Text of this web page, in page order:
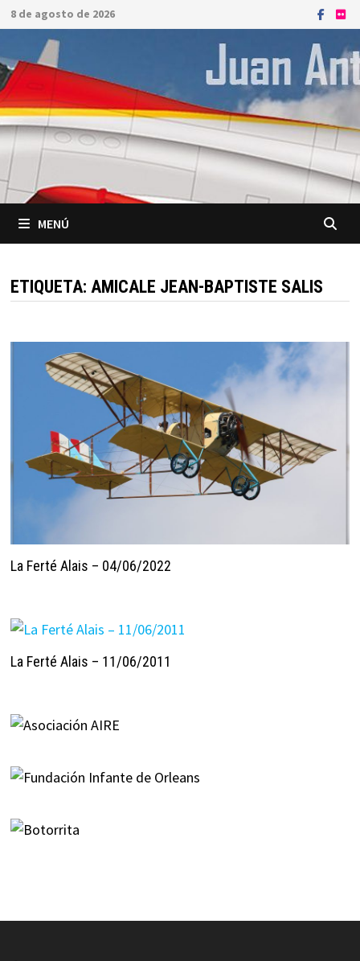
Saltar
al
contenido
8 de agosto de 2026
MENÚ
ETIQUETA: AMICALE JEAN-BAPTISTE SALIS
La Ferté Alais – 04/06/2022
La Ferté Alais – 11/06/2011